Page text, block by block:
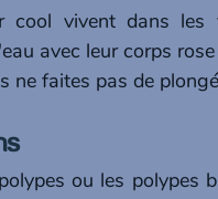
cool vivent dans les
avec leur corps
ne faites pas de
ou les polypes